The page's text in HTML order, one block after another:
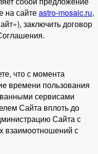
на сайтеastro-mosaic.ru,
заключить договор
что с момента
времени пользования
сервисами
Сайта вплоть до
Сайта с
взаимоотношений с